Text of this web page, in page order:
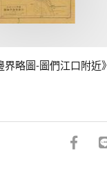
界略圖-圖們江口附近》